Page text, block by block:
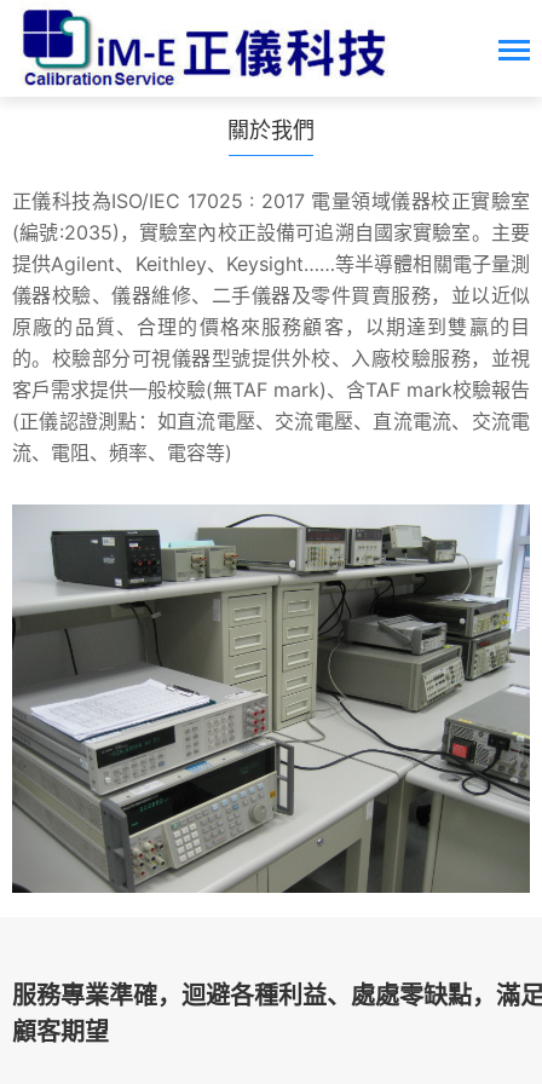
關於我們
正儀科技為ISO/IEC 17025 : 2017 電量領域儀器校正實驗室
(編號:2035)，實驗室內校正設備可追溯自國家實驗室。主要
提供Agilent、Keithley、Keysight……等半導體相關電子量測
儀器校驗、儀器維修、二手儀器及零件買賣服務，並以近似
原廠的品質、合理的價格來服務顧客，以期達到雙贏的目
的。校驗部分可視儀器型號提供外校、入廠校驗服務，並視
客戶需求提供一般校驗(無TAF mark)、含TAF mark校驗報告
(正儀認證測點：如直流電壓、交流電壓、直流電流、交流電
流、電阻、頻率、電容等)
服務專業準確，迴避各種利益、處處零缺點，滿
顧客期望